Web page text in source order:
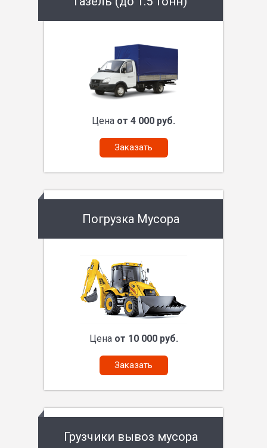
Цена от 4 000 руб.
Заказать
Погрузка Мусора
Цена от 10 000 руб.
Заказать
Грузчики вывоз мусора